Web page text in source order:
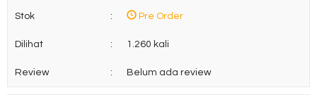
Stok : Pre Order
Dilihat : 1.260 kali
Review : Belum ada review